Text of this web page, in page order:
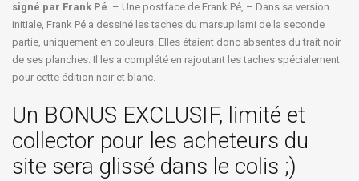
signé par Frank Pé. – Une postface de Frank Pé, – Dans sa version
initiale, Frank Pé a dessiné les taches du marsupilami de la seconde
partie, uniquement en couleurs. Elles étaient donc absentes du trait noir
de ses planches. Il les a complété en rajoutant les taches spécialement
pour cette édition noir et blanc.
Un BONUS EXCLUSIF, limité et
collector pour les acheteurs du
site sera glissé dans le colis ;)